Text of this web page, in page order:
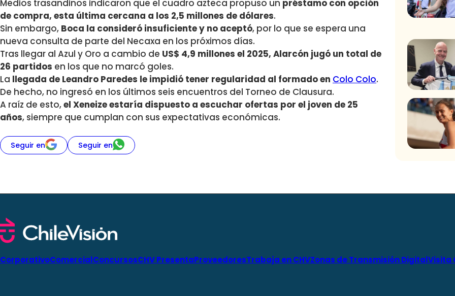
Medios trasandinos indicaron que el cuadro azteca propuso un préstamo con opción
de compra, esta última cercana a los 2,5 millones de dólares.
Sin embargo, Boca la consideró insuficiente y no aceptó, por lo que se espera una
nueva consulta de parte del Necaxa en los próximos días.
Tras llegar al Azul y Oro a cambio de US$ 4,9 millones el 2025, Alarcón jugó un total de
26 partidos en los que no marcó goles.
La llegada de Leandro Paredes le impidió tener regularidad al formado en Colo Colo.
De hecho, no ingresó en los últimos seis encuentros del Torneo de Clausura.
A raíz de esto,el Xeneize estaría dispuesto a escuchar ofertas por el joven de 25
años, siempre que cumplan con sus expectativas económicas.
Seguir en Seguir en
CorporativoComercialConcursosCHV PresentaProveedoresTrabaja en CHVZonas de Transmisión DigitalVisita